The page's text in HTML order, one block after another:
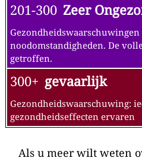
201-300 Zeer
noodomstandigheden. De
getroffen.
300+ gevaarlijk
Gezondheidswaarschuwing:
gezondheidseffecten ervaren
Als u meer wilt weten